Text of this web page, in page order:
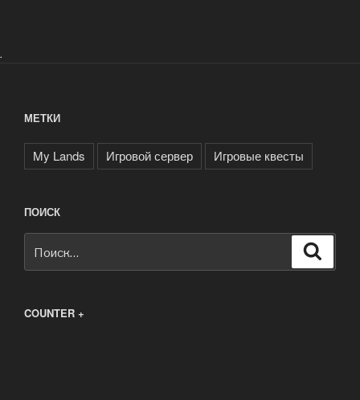
.
МЕТКИ
My Lands Игровой сервер Игровые квесты
ПОИСК
COUNTER +